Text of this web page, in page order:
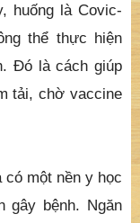
huống là Covic-
thể thực hiện
Đó là cách giúp
tải, chờ vaccine
có một nền y học
gây bệnh. Ngăn